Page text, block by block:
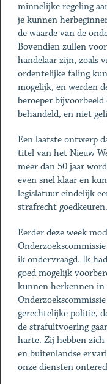
minnelijke regeling
je kunnen
de waarde van de
Bovendien zullen
handelaar zijn, zoals
ordentelijke faling
mogelijk, en werden
beroeper
behandeld, en niet
Een laatste ontwerp
titel van het Nieuw
meer dan 50 jaar
even snel klaar en
legislatuur eindelijk
strafrecht goedkeuren.
Eerder deze week
ik ondervraagd. Ik
goed mogelijk
kunnen herkennen in
gerechtelijke politie,
de strafuitvoering
harte. Zij hebben
en buitenlandse
onze diensten